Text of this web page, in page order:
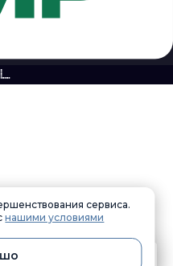
сервиса.
нашими условиями